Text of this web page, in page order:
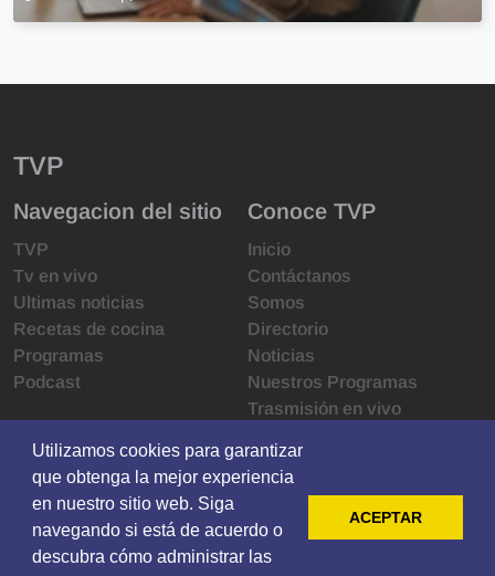
TVP
Navegacion del sitio
TVP
Tv en vivo
Ultimas noticias
Recetas de cocina
Programas
Podcast
Conoce TVP
Inicio
Contáctanos
Somos
Directorio
Noticias
Nuestros Programas
Trasmisión en vivo
Derechos de las audiencias
Código de ética
Redes sociales
Utilizamos cookies para garantizar
que obtenga la mejor experiencia
en nuestro sitio web. Siga
navegando si está de acuerdo o
descubra cómo administrar las
ACEPTAR
Utilizamos cookies para garantizar
que obtenga la mejor experiencia
en nuestro sitio web. Siga
navegando si está de acuerdo o
descubra cómo administrar las
ACEPTAR